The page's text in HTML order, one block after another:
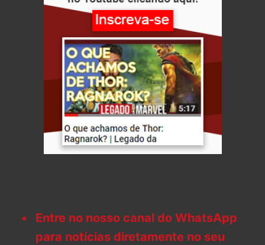
Entre no nosso canal do WhatsApp
para notícias diretamente no seu